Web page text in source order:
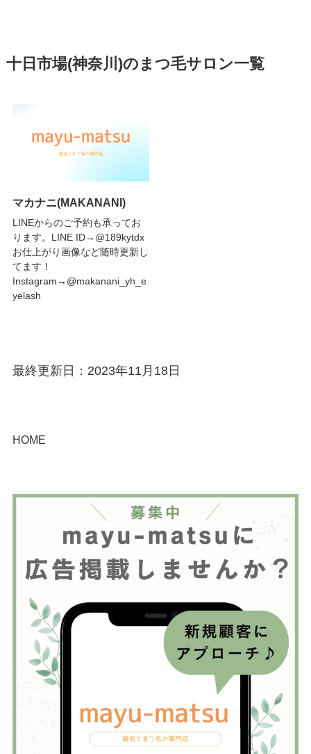
十日市場(神奈川)のまつ毛サロン一覧
マカナニ(MAKANANI)
LINEからのご予約も承ってお
ります。LINE ID→@189kytdx
お仕上がり画像など随時更新し
てます！
Instagram→@makanani_yh_e
yelash
最終更新日：2023年11月18日
HOME